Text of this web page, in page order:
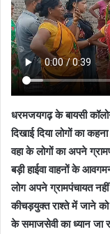
धरमजयगढ़ के बायसी
दिखाई दिया लोगों का
वहा के लोगों का अपने
बड़ी हाईवा वाहनों के
लोग अपने ग्रामपंचायत
कीचड़युक्त राश्ते में जाने को
के समाजसेवी का ध्यान जा